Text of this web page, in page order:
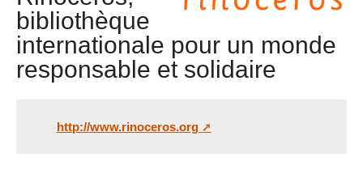
bibliothèque
internationale pour un monde
responsable et solidaire
http://www.rinoceros.org